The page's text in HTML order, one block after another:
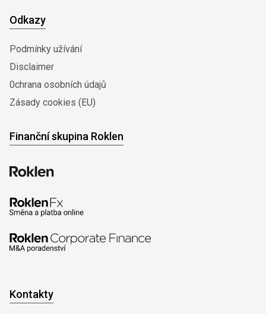
Odkazy
Podmínky užívání
Disclaimer
0chrana osobních údajů
Zásady cookies (EU)
Finanční skupina Roklen
Kontakty